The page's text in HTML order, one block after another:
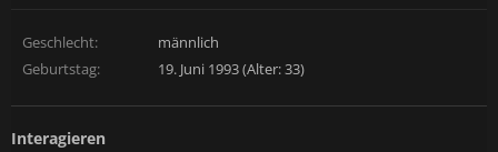
Geschlecht:
männlich
Geburtstag:
19. Juni 1993 (Alter: 33)
Interagieren